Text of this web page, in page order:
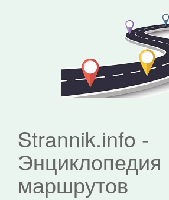
Strannik.info -
Энциклопедия
маршрутов